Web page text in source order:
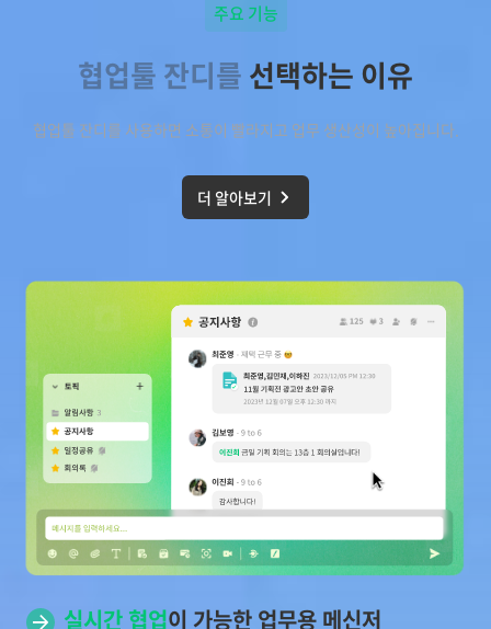
주요 기능
협업툴 잔디를 선택하는 이유
협업툴 잔디를 사용하면 소통이 빨라지고 업무 생산성이 높아집니다.
더 알아보기
실시간 협업이 가능한 업무용 메신저